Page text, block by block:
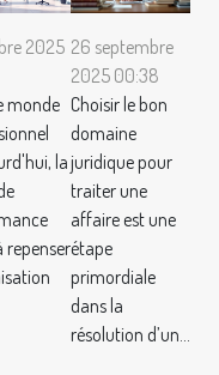
2025
monde
la
repenser
26 septembre
2025 00:38
Choisir le bon
domaine
juridique pour
traiter une
affaire est une
étape
primordiale
dans la
résolution d’un...